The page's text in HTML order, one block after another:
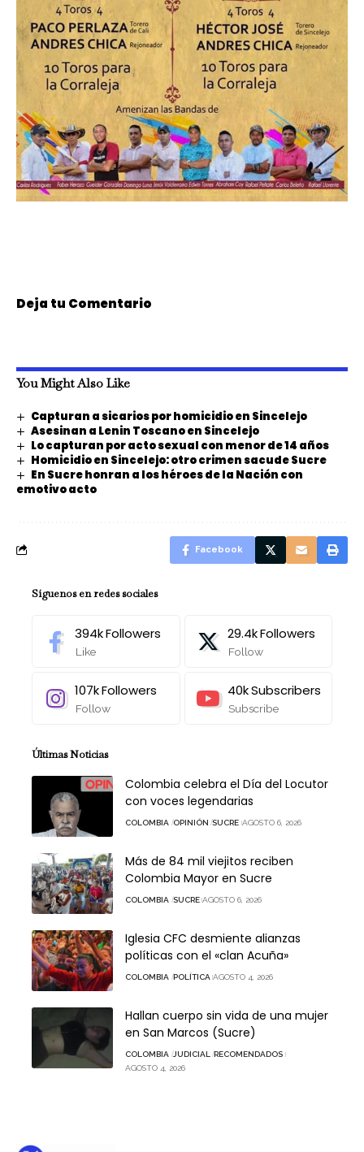
Deja tu Comentario
You Might Also Like
Capturan a sicarios por homicidio en Sincelejo
Asesinan a Lenin Toscano en Sincelejo
Lo capturan por acto sexual con menor de 14 años
Homicidio en Sincelejo: otro crimen sacude Sucre
En Sucre honran a los héroes de la Nación con
emotivo acto
Facebook
Síguenos en redes sociales
394kFollowers
Like
29.4kFollowers
Follow
107kFollowers
Follow
40kSubscribers
Subscribe
Últimas Noticias
Colombia celebra el Día del Locutor
con voces legendarias
COLOMBIA OPINIÓN SUCRE AGOSTO 6, 2026
Más de 84 mil viejitos reciben
Colombia Mayor en Sucre
COLOMBIA SUCRE AGOSTO 6, 2026
Iglesia CFC desmiente alianzas
políticas con el «clan Acuña»
COLOMBIA POLÍTICA AGOSTO 4, 2026
Hallan cuerpo sin vida de una mujer
en San Marcos (Sucre)
COLOMBIA JUDICIAL
RECOMENDADOS
AGOSTO 4, 2026